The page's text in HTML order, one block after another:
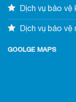
Dịch vụ bảo vệ
Dịch vụ bảo vệ
GOOLGE MAPS